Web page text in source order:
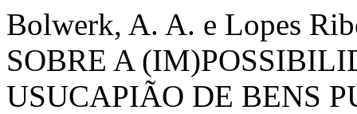
Bolwerk, A. A. e Lopes
SOBRE A
USUCAPIÃO DE BENS